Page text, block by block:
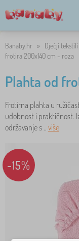
Banaby.hr » Dječji
frotira 200x140 cm - roza
Plahta od
Frotirna plahta u
udobnost i praktičnost.
održavanje s .. više
-15%